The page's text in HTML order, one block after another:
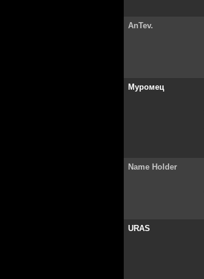
AnTev.
Муромец
Name Holder
URAS